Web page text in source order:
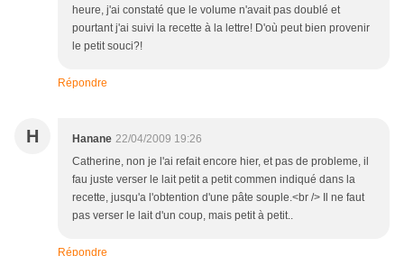
heure, j'ai constaté que le volume n'avait pas doublé et
pourtant j'ai suivi la recette à la lettre! D'où peut bien provenir
le petit souci?!
Répondre
H Hanane 22/04/2009 19:26
Catherine, non je l'ai refait encore hier, et pas de probleme, il
fau juste verser le lait petit a petit commen indiqué dans la
recette, jusqu'a l'obtention d'une pâte souple.<br /> Il ne faut
pas verser le lait d'un coup, mais petit à petit..
Répondre